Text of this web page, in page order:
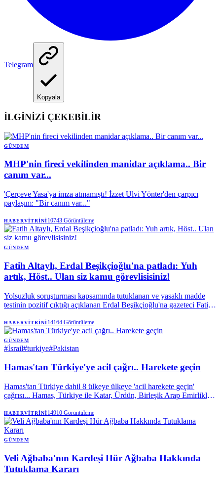
Telegram
Kopyala
İLGİNİZİ ÇEKEBİLİR
GÜNDEM
MHP'nin fireci vekilinden manidar açıklama.. Bir
canım var...
'Çerçeve Yasa'ya imza atmamıştı! İzzet Ulvi Yönter'den çarpıcı
paylaşım: "Bir canım var..."
HABERVITRINI10743 Görüntüleme
GÜNDEM
Fatih Altaylı, Erdal Beşikçioğlu'na patladı: Yuh
artık, Höst.. Ulan siz kamu görevlisisiniz!
Yolsuzluk soruşturması kapsamında tutuklanan ve yasaklı madde
testinin pozitif çıktığı açıklanan Erdal Beşikçioğlu'na gazeteci Fatih
sorumluluğa dikkat çekerek, "Ulan, siz kamu görevlisisiniz. Bu
kadar olur mu?" ifadelerini kullandı.
HABERVITRINI14164 Görüntüleme
GÜNDEM
#İsrail#turkiye#Pakistan
Hamas'tan Türkiye'ye acil çağrı.. Harekete geçin
Hamas'tan Türkiye dahil 8 ülkeye ülkeye 'acil harekete geçin'
çağrısı... Hamas, Türkiye ile Katar, Ürdün, Birleşik Arap Emirlikleri,
tarafından yayımlanan ortak açıklamayı memnuniyetle karşıladığını
belirterek, arabulucular ve ABD yönetimine İsrail'in ateşkes
anlaşmasını başarısız kılmasını önlemek için acil harekete geçilmesi
çağrısı yaptı.
HABERVITRINI14910 Görüntüleme
GÜNDEM
Veli Ağbaba'nın Kardeşi Hür Ağbaba Hakkında
Tutuklama Kararı